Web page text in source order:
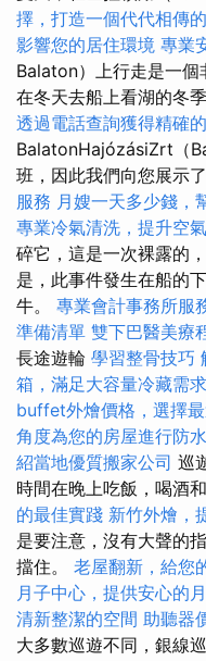
擇，打造一個代代相傳
影響您的居住環境 專業
Balaton）上行走是一個
在冬天去船上看湖的冬
透過電話查詢獲得精確
BalatonHajózásiZrt（
班，因此我們向您展示
服務 月嫂一天多少錢，
專業冷氣清洗，提升空
碎它，這是一次裸露的
是，此事件發生在船的
牛。 專業會計事務所服
準備清單 雙下巴醫美療
長途遊輪 學習整骨技巧
箱，滿足大容量冷藏需求
buffet外燴價格，選擇
角度為您的房屋進行防
紹當地優質搬家公司 巡
時間在晚上吃飯，喝酒
的最佳實踐 新竹外燴，
是要注意，沒有大聲的​​
擋住。 老屋翻新，給您
月子中心，提供安心的
清新整潔的空間 助聽器
大多數巡遊不同，銀線